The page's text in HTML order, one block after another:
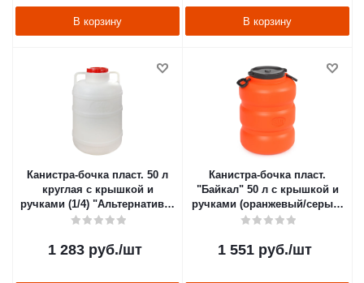
В корзину В корзину
Канистра-бочка пласт. 50 л
круглая с крышкой и
ручками (1/4) "Альтернатива"
м048
1 283руб./шт
Канистра-бочка пласт.
"Байкал" 50 л с крышкой и
ручками (оранжевый/серый)
(1/4) "Альтернатива" м7600
1 551руб./шт